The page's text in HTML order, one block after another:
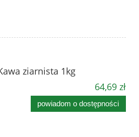
ziarnista 1kg
64,69 zł
powiadom o dostępności